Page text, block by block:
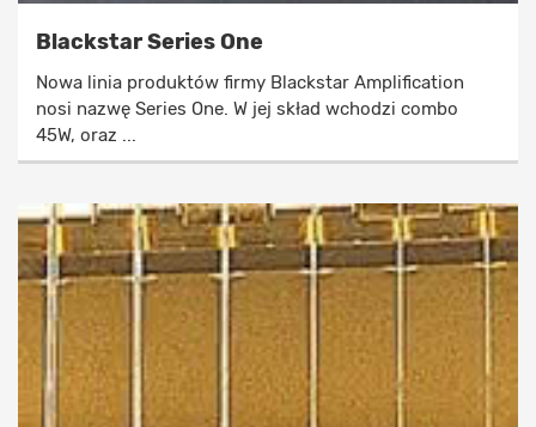
Blackstar Series One
Nowa linia produktów firmy Blackstar Amplification
nosi nazwę Series One. W jej skład wchodzi combo
45W, oraz ...